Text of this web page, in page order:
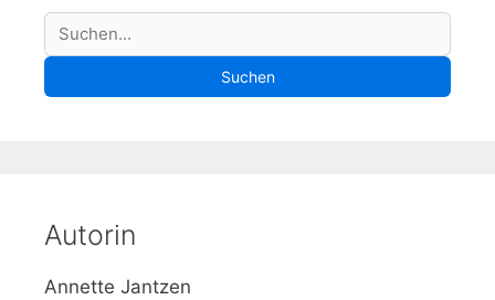
S
u
c
Suchen
Suchen
Autorin
Annette Jantzen